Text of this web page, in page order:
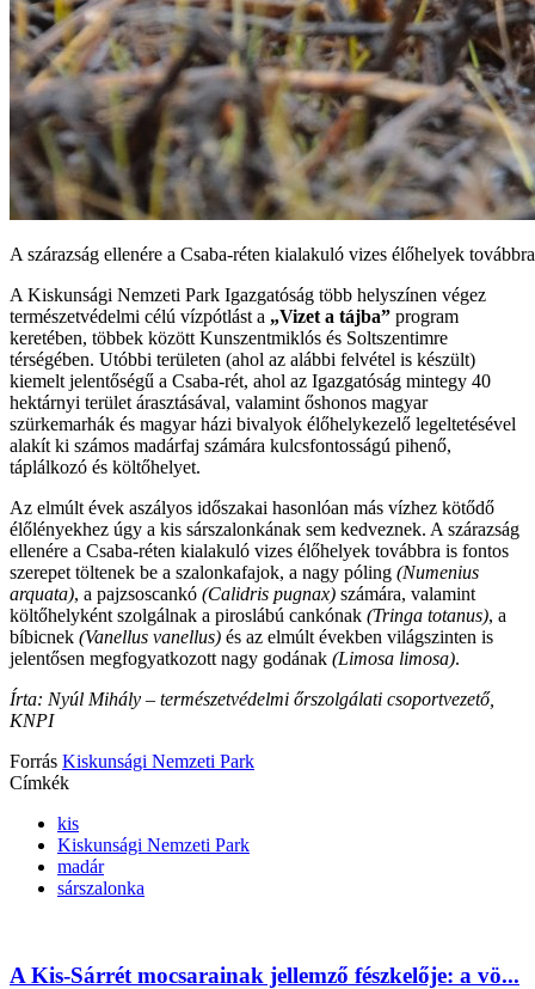
A szárazság ellenére a Csaba-réten kialakuló vizes élőhelyek
A Kiskunsági Nemzeti Park Igazgatóság több helyszínen végez
természetvédelmi célú vízpótlást a „Vizet a tájba” program
keretében, többek között Kunszentmiklós és Soltszentimre
térségében. Utóbbi területen (ahol az alábbi felvétel is készült)
kiemelt jelentőségű a Csaba-rét, ahol az Igazgatóság mintegy 40
hektárnyi terület árasztásával, valamint őshonos magyar
szürkemarhák és magyar házi bivalyok élőhelykezelő legeltetésével
alakít ki számos madárfaj számára kulcsfontosságú pihenő,
táplálkozó és költőhelyet.
Az elmúlt évek aszályos időszakai hasonlóan más vízhez kötődő
élőlényekhez úgy a kis sárszalonkának sem kedveznek. A szárazság
ellenére a Csaba-réten kialakuló vizes élőhelyek továbbra is fontos
szerepet töltenek be a szalonkafajok, a nagy póling (Numenius
arquata), a pajzsoscankó (Calidris pugnax) számára, valamint
költőhelyként szolgálnak a piroslábú cankónak (Tringa totanus), a
bíbicnek (Vanellus vanellus) és az elmúlt években világszinten is
jelentősen megfogyatkozott nagy godának (Limosa limosa).
Írta: Nyúl Mihály – természetvédelmi őrszolgálati csoportvezető,
KNPI
Forrás Kiskunsági Nemzeti Park
Címkék
kis
Kiskunsági Nemzeti Park
madár
sárszalonka
A Kis-Sárrét mocsarainak jellemző fészkelője: a vö...